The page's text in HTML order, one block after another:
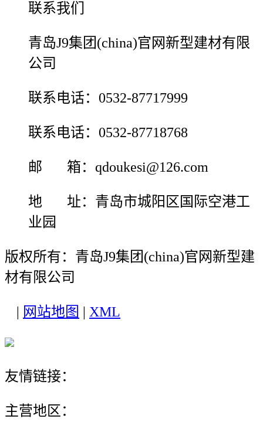
联系我们
青岛J9集团(china)官网新型建材有限
公司
联系电话：0532-87717999
联系电话：0532-87718768
邮 箱：qdoukesi@126.com
地 址：青岛市城阳区国际空港工
业园
版权所有：青岛J9集团(china)官网新型建
材有限公司
网站地图 XML
友情链接：
主营地区：